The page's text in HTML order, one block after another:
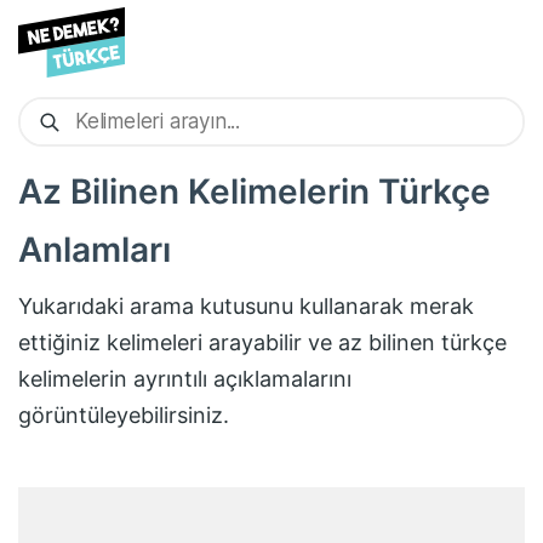
Az Bilinen Kelimelerin Türkçe
Anlamları
Yukarıdaki arama kutusunu kullanarak merak
ettiğiniz kelimeleri arayabilir ve az bilinen türkçe
kelimelerin ayrıntılı açıklamalarını
görüntüleyebilirsiniz.